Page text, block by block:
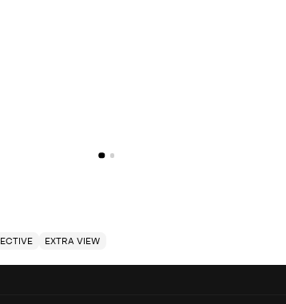
EXTRA VIEW